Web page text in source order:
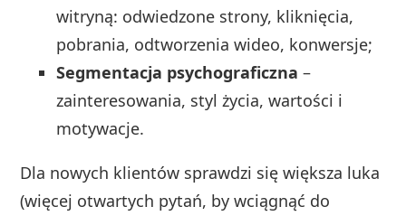
witryną: odwiedzone strony, kliknięcia,
pobrania, odtworzenia wideo, konwersje;
Segmentacja psychograficzna –
zainteresowania, styl życia, wartości i
motywacje.
Dla nowych klientów sprawdzi się większa luka
(więcej otwartych pytań, by wciągnąć do